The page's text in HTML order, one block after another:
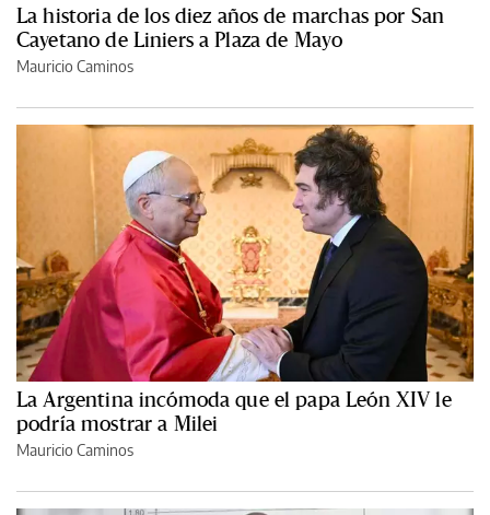
La historia de los diez años de marchas por San
Cayetano de Liniers a Plaza de Mayo
Mauricio Caminos
La Argentina incómoda que el papa León XIV le
podría mostrar a Milei
Mauricio Caminos